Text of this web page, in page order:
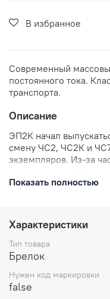
В избранное
Современный
постоянного тока.
транспорта.
Описание
ЭП2К начал
смену ЧС2, ЧС2К и
экземпляров. Из-за
"пылесос"
Размеры: высота
Отправляем в
заказа.
Показать полностью
Характеристики
Тип товара
Брелок
Нужен код маркировки
false